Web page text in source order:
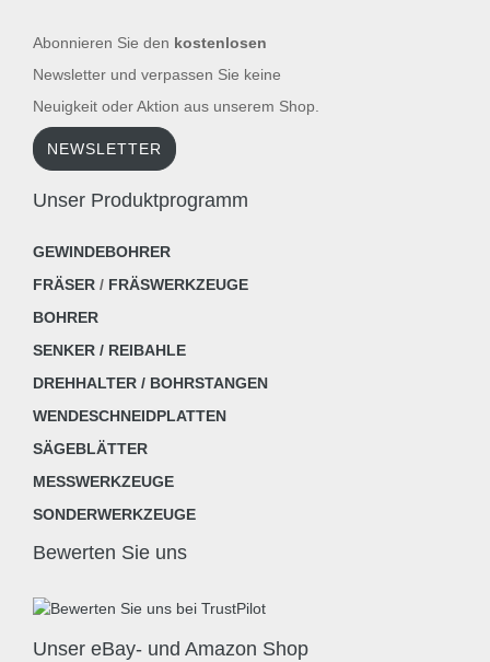
Abonnieren Sie den kostenlosen
Newsletter und verpassen Sie keine
Neuigkeit oder Aktion aus unserem Shop.
NEWSLETTER
Unser Produktprogramm
GEWINDEBOHRER
FRÄSER / FRÄSWERKZEUGE
BOHRER
SENKER / REIBAHLE
DREHHALTER / BOHRSTANGEN
WENDESCHNEIDPLATTEN
SÄGEBLÄTTER
MESSWERKZEUGE
SONDERWERKZEUGE
Bewerten Sie uns
Unser eBay- und Amazon Shop